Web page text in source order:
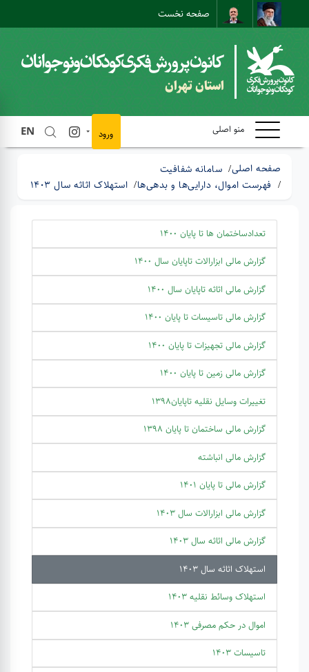
صفحه نخست
نقشه سایت
ارتباط مستقیم
استان تهران
منو اصلی EN ورود
صفحه اصلی
سامانه شفافیت
فهرست اموال، دارایی‌ها و بدهی‌ها
استهلاک اثاثه سال 1403
تعدادساختمان ها تا پایان 1400
گزارش مالی ابزارالات تاپایان سال 1400
گزارش مالی اثاثه تاپایان سال 1400
گزارش مالی تاسیسات تا پایان 1400
گزارش مالی تجهیزات تا پایان 1400
گزارش مالی زمین تا پایان 1400
تغییرات وسایل نقلیه تاپایان1398
گزارش مالی ساختمان تا پایان 1398
گزارش مالی انباشته
گزارش مالی تا پایان 1401
گزارش مالی ابزارالات سال 1403
گزارش مالی اثاثه سال 1403
استهلاک اثاثه سال 1403
استهلاک وسائط نقلیه 1403
اموال در حکم مصرفی 1403
تاسیسات 1403